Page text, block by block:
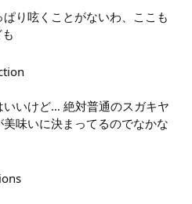
り呟くことがないわ、ここも
いけど… 絶対普通のスガキヤ
味いに決まってるのでなかな